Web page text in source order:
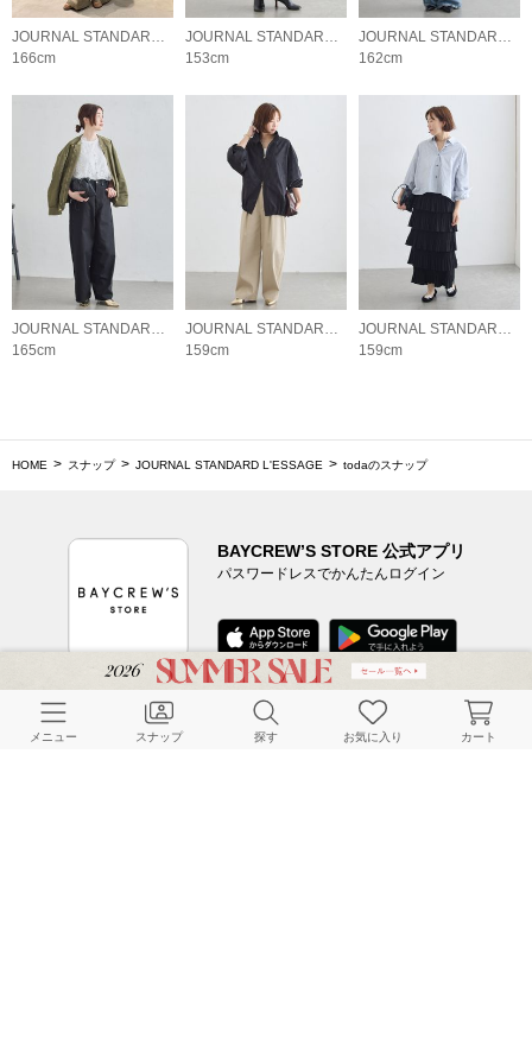
166cm
153cm
162cm
165cm
159cm
159cm
HOME スナップ JOURNAL STANDARD L'ESSAGE todaのスナップ
BAYCREW’S STORE 公式アプリ
パスワードレスでかんたんログイン
CUSTOMER SERVICE
メニュー スナップ 探す お気に入り カート